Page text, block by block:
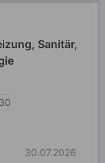
Sanitär,
30.07.2026